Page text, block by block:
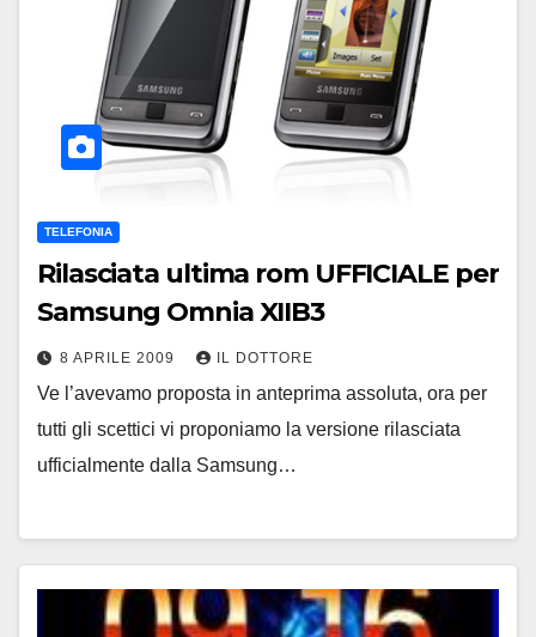
TELEFONIA
Rilasciata ultima rom UFFICIALE per
Samsung Omnia XIIB3
8 APRILE 2009 IL DOTTORE
Ve l’avevamo proposta in anteprima assoluta, ora per
tutti gli scettici vi proponiamo la versione rilasciata
ufficialmente dalla Samsung…